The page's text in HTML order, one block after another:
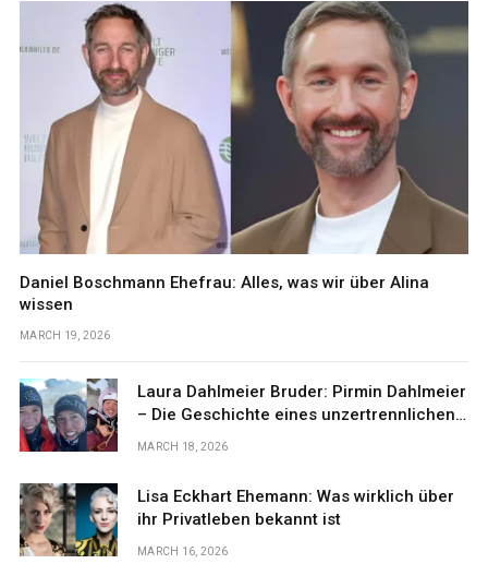
Daniel Boschmann Ehefrau: Alles, was wir über Alina
wissen
MARCH 19, 2026
Laura Dahlmeier Bruder: Pirmin Dahlmeier
– Die Geschichte eines unzertrennlichen
Geschwisterpaares
MARCH 18, 2026
Lisa Eckhart Ehemann: Was wirklich über
ihr Privatleben bekannt ist
MARCH 16, 2026